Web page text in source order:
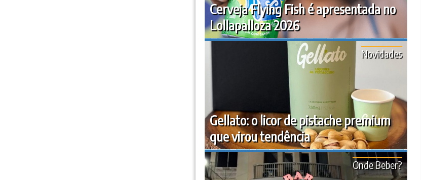
Cerveja Flying Fish é apresentada no
Lollapalloza 2026
Gellato: o licor de pistache premium
que virou tendência
Novidades
Onde Beber?